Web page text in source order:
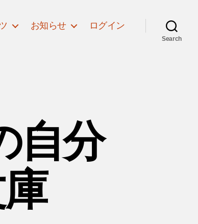
お知らせ ログイン
Search
自分